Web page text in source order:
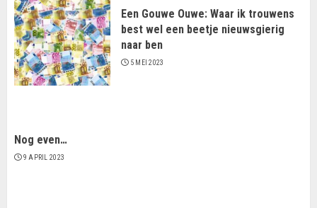
Een Gouwe Ouwe: Waar ik trouwens
best wel een beetje nieuwsgierig
naar ben
5 MEI 2023
Nog even…
9 APRIL 2023